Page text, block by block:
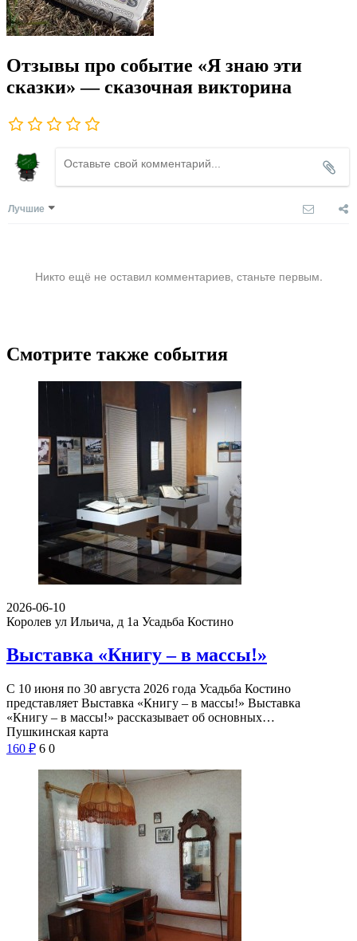
Отзывы про событие «Я знаю эти
сказки» — сказочная викторина
Лучшие
Никто ещё не оставил комментариев, станьте первым.
Смотрите также события
2026-06-10
Королев ул Ильича, д 1а Усадьба Костино
Выставка «Книгу – в массы!»
С 10 июня по 30 августа 2026 года Усадьба Костино
представляет Выставка «Книгу – в массы!» Выставка
«Книгу – в массы!» рассказывает об основных…
Пушкинская карта
160 ₽ 6 0